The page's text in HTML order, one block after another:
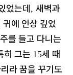
었는데, 새벽과
에 인상 깊었
를 들고 다니는
히 그는 15세 때
라 꿈을 꾸기도